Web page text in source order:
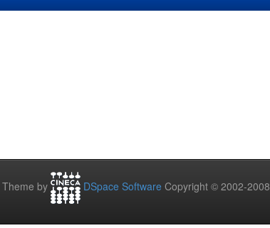
Theme by DSpace Software Copyright © 2002-2008